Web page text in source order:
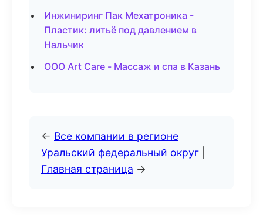
Инжиниринг Пак Мехатроника -
Пластик: литьё под давлением в
Нальчик
ООО Art Care - Массаж и спа в Казань
← Все компании в регионе
Уральский федеральный округ
Главная страница →